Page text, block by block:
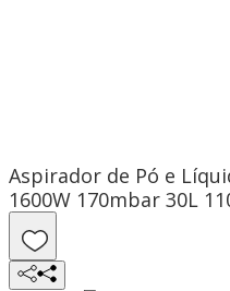
Aspirador de Pó e
1600W 170mbar 30L